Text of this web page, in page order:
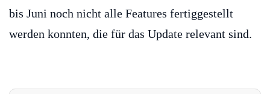
bis Juni noch nicht alle Features fertiggestellt
werden konnten, die für das Update relevant sind.